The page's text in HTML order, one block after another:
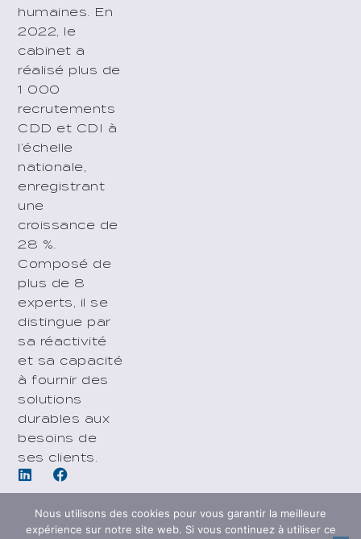
humaines. En
2022, le
cabinet a
réalisé plus de
1 000
recrutements
CDD et CDI à
l’échelle
nationale,
enregistrant
une
croissance de
28 %.
Composé de
plus de 8
experts, il se
distingue par
sa réactivité
et sa capacité
à fournir des
solutions
durables aux
besoins de
ses clients.
Nous utilisons des cookies pour vous garantir la meilleure
expérience sur notre site web. Si vous continuez à utiliser ce